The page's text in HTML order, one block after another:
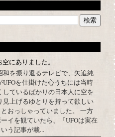
にありました。
和を振り返るテレビで、矢追純
UFOを仕掛けた心うちには当時
しているばかりの日本人に空を
見上げるゆとりを持って欲しい
おっしゃっていました。 一方
イを観ていたら、『UFOは実在
う記事が載...